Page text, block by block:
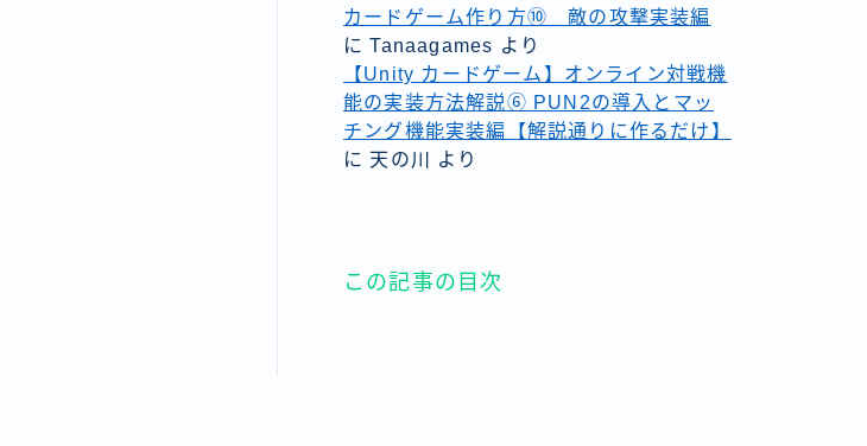
カードゲーム作り方⑩ 敵の攻撃実装編
にTanaagames より
【Unity カードゲーム】オンライン対戦機
能の実装方法解説⑥ PUN2の導入とマッ
チング機能実装編【解説通りに作るだけ】
に 天の川 より
この記事の目次